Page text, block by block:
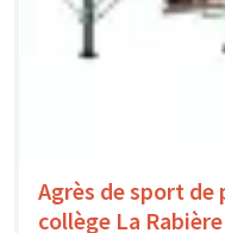
Agrès de sport de
collège La Rabière